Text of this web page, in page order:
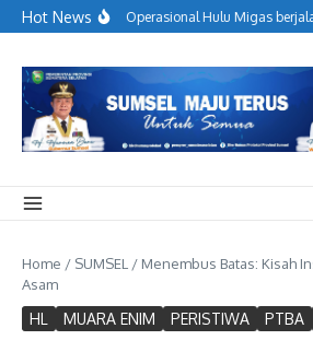
Lewati ke konten
Hot NewsMenjaga Operasional Hulu Migas
Home / SUMSEL / Menembus Batas: Kisah
Asam
HL MUARA ENIM PERISTIWA PTBA